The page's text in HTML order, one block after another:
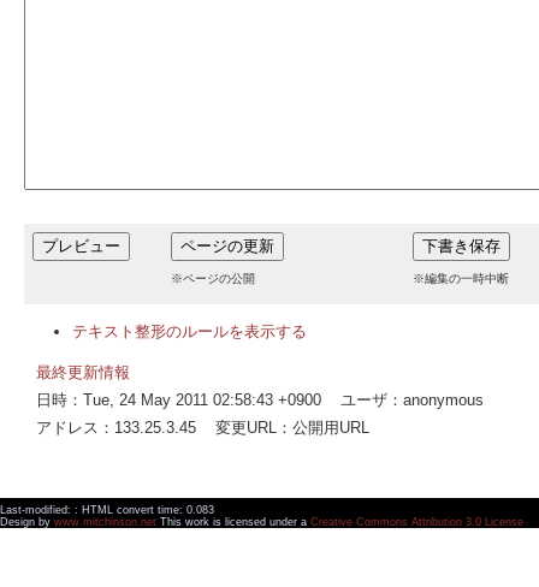
※ページの公開 ※編集の一時中断
テキスト整形のルールを表示する
最終更新情報
日時：Tue, 24 May 2011 02:58:43 +0900 ユーザ：anonymous
アドレス：133.25.3.45 変更URL：公開用URL
Last-modified: : HTML convert time: 0.083
Design by www.mitchinson.net This work is licensed under a Creative Commons Attribution 3.0 License